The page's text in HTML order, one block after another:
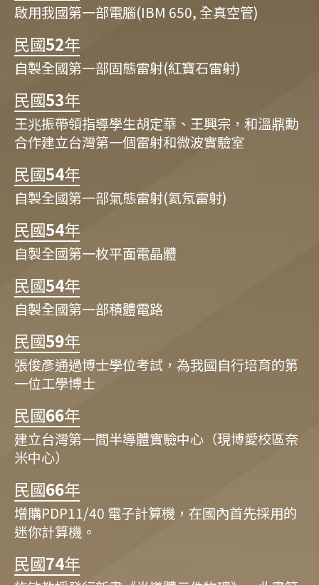
啟用我國第一部電腦(IBM 650, 全真空管)
民國52年
自製全國第一部固態雷射(紅寶石雷射)
民國53年
王兆振帶領指導學生胡定華、王興宗，和溫鼎勳
合作建立台灣第一個雷射和微波實驗室
民國54年
自製全國第一部氣態雷射(氦氖雷射)
民國54年
自製全國第一枚平面電晶體
民國54年
自製全國第一部積體電路
民國59年
張俊彥通過博士學位考試，為我國自行培育的第
一位工學博士
民國66年
建立台灣第一間半導體實驗中心（現博愛校區奈
米中心）
民國66年
增購PDP11/40 電子計算機，在國內首先採用的
迷你計算機。
民國74年